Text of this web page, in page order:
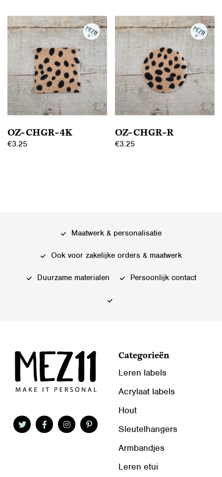
OZ-CHGR-4K
€3.25
OZ-CHGR-R
€3.25
Maatwerk & personalisatie
Ook voor zakelijke orders & maatwerk
Duurzame materialen Persoonlijk contact
Categorieën
Leren labels
Acrylaat labels
Hout
Sleutelhangers
Armbandjes
Leren etui